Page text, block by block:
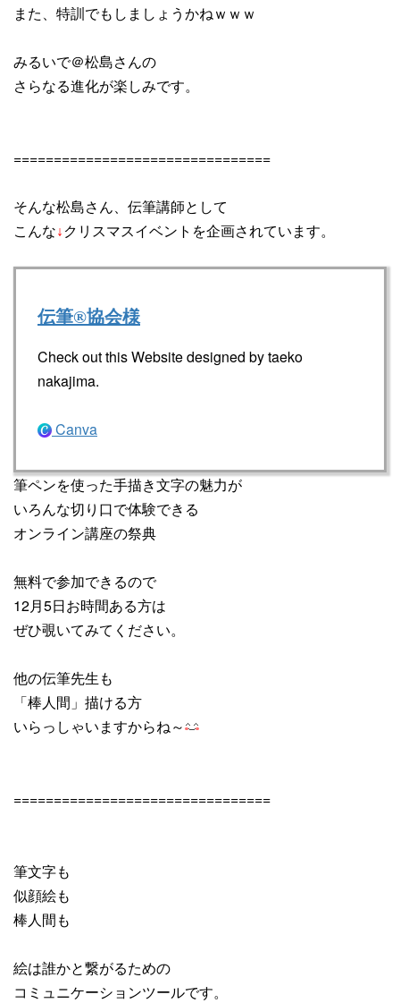
また、特訓でもしましょうかねｗｗｗ
みるいで＠松島さんの
さらなる進化が楽しみです。
================================
そんな松島さん、伝筆講師として
こんな↓ クリスマスイベントを企画されています。
伝筆®協会様
Check out this Website designed by taeko
nakajima.
Canva
筆ペンを使った手描き文字の魅力が
いろんな切り口で体験できる
オンライン講座の祭典
無料で参加できるので
12月5日お時間ある方は
ぜひ覗いてみてください。
他の伝筆先生も
「棒人間」描ける方
いらっしゃいますからね～
================================
筆文字も
似顔絵も
棒人間も
絵は誰かと繋がるための
コミュニケーションツールです。